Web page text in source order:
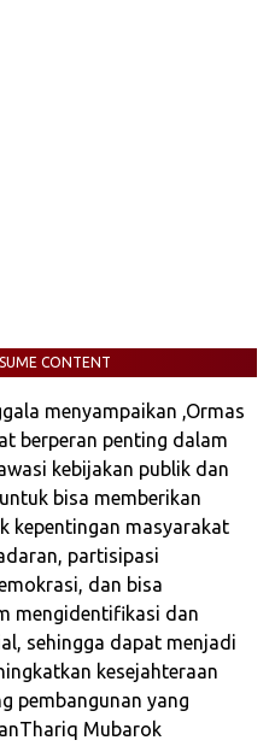
CONTENT
menyampaikan ,Ormas
berperan penting dalam
kebijakan publik dan
bisa memberikan
kepentingan masyarakat
partisipasi
dan bisa
mengidentifikasi dan
sehingga dapat menjadi
kesejahteraan
pembangunan yang
Mubarok